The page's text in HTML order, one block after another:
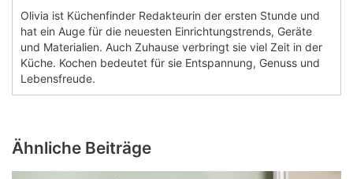
Olivia ist Küchenfinder Redakteurin der ersten Stunde und
hat ein Auge für die neuesten Einrichtungstrends, Geräte
und Materialien. Auch Zuhause verbringt sie viel Zeit in der
Küche. Kochen bedeutet für sie Entspannung, Genuss und
Lebensfreude.
Ähnliche Beiträge